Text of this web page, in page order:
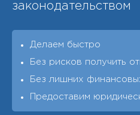
законодательством
Делаем быстро
Без рисков получить
Без лишних
Предоставим